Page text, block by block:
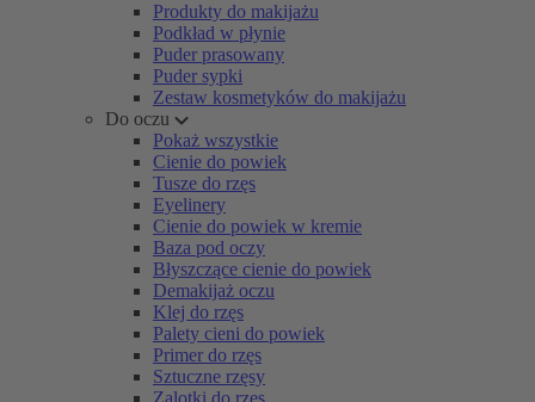
Produkty do makijażu
Podkład w płynie
Puder prasowany
Puder sypki
Zestaw kosmetyków do makijażu
Do oczu
Pokaż wszystkie
Cienie do powiek
Tusze do rzęs
Eyelinery
Cienie do powiek w kremie
Baza pod oczy
Błyszczące cienie do powiek
Demakijaż oczu
Klej do rzęs
Palety cieni do powiek
Primer do rzęs
Sztuczne rzęsy
Zalotki do rzęs